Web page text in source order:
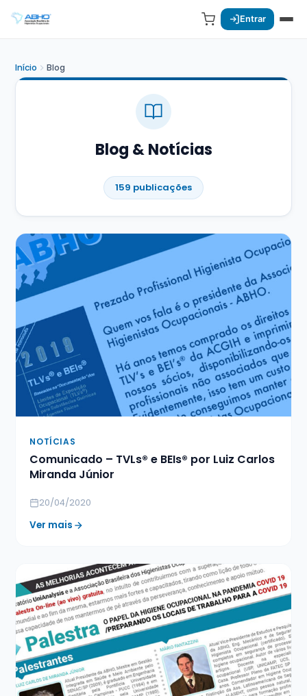
Entrar
Início Blog
Blog & Notícias
159 publicações
NOTÍCIAS
Comunicado – TVLs® e BEIs® por Luiz Carlos
Miranda Júnior
20/04/2020
Ver mais